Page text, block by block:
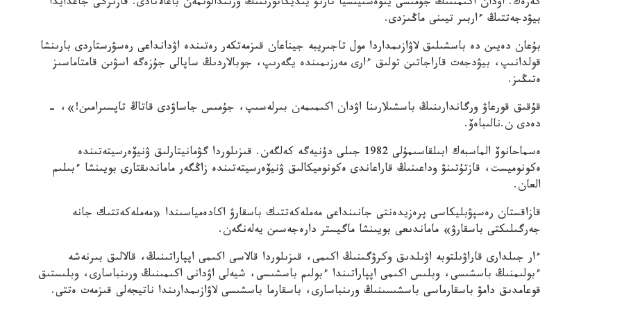
كەرەك. اۋدان اكىمىنىڭ جۇمىسى ينۆەستيتسيا تارتۋ ينديكاتورىنىڭ ورىندالۋىمەن باعالانادى. قازىرگى جاعدايدا
بيۋدجەتتىڭ ءاربىر تيىنى ماڭىزدى.
بۇعان دەيىن دە باسشىلىق لاۋازىمداردا مول تاجىريبە جيناعان قىزمەتكەر رەتىندە اۋدانداعى رەسۋرستاردى بارىنشا
قولدانىپ، بيۋدجەت قاراجاتىن تولىق ءارى مەرزىمىندە يگەرىپ، جوبالاردىڭ ساپالى جۇزەگە اسۋىن قامتاماسىز
ەتىڭىز.
قۇقىق قورعاۋ ورگاندارىنىڭ باسشىلارىنا اۋدان اكىمىمەن بىرلەسىپ، جۇمىس جاساۋدى قاتاڭ تاپسىرامىن!»، -
دەدى ن.نالىباەۆ.
ەسماحانوۆ الماسبەك ابىلقاسىمۇلى 1982 جىلى دۇنيەگە كەلگەن. قىزىلوردا گۋمانيتارلىق ۋنيۆەرسيتەتىندە
ەكونوميست، قازتۇتىنۋ وداعىنىڭ قاراعاندى ەكونوميكالىق ۋنيۆەرسيتەتىندە زاڭگەر ماماندىقتارى بويىنشا ءبىلىم
العان.
قازاقستان رەسپۋبليكاسى پرەزيدەنتى جانىنداعى مەملەكەتتىك باسقارۋ اكادەمياسىندا «مەملەكەتتىك جانە
جەرگىلىكتى باسقارۋ» ماماندىعى بويىنشا ماگيستر دارەجەسىن يەلەنگەن.
ءار جىلدارى قاراۋىلتوبە اۋىلدىق وكرۋگىنىڭ اكىمى، قىزىلوردا قالاسى اكىمى اپپاراتىنىڭ، قالالىق بىرنەشە
ءبولىمنىڭ باسشىسى، وبلىس اكىمى اپپاراتىندا ءبولىم باسشىسى، شيەلى اۋدانى اكىمىنىڭ ورىنباسارى، وبلىستىق
قوعامدىق دامۋ باسقارماسى باسشىسىنىڭ ورىنباسارى، باسقارما باسشىسى لاۋازىمدارىندا ناتيجەلى قىزمەت ەتتى.